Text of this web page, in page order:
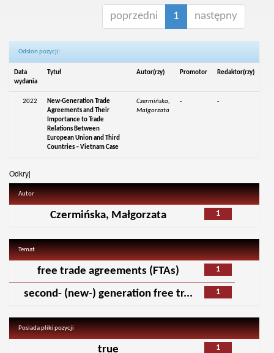
poprzedni 1 następny
Odsłon pozycji:
Data
wydania
Tytuł Autor(rzy) Promotor Redaktor(rzy)
2022
New-Generation Trade
Agreements and Their
Importance to Trade
Relations Between
European Union and Third
Countries – Vietnam Case
Czermińska,
Małgorzata
- -
Odkryj
Autor
1
Czermińska, Małgorzata
Temat
1
free trade agreements (FTAs)
1
second- (new-) generation free tr...
Posiada pliki pozycji
1
true